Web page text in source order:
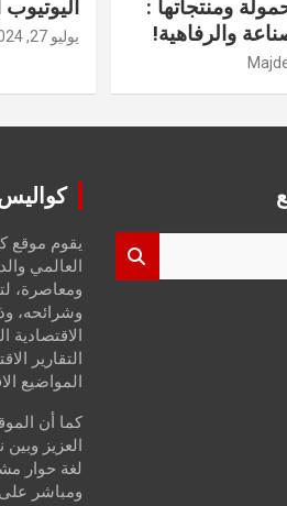
ومنتجاتها :
والرفاهية!
يوليو 27, 2024
يقوم موقع
العالمي
ومعاصرة،
وشرائحه،
الاقتصادية
التقارير
المواضيع
كما أن
العزيز
لغة حوار
ومباشر على